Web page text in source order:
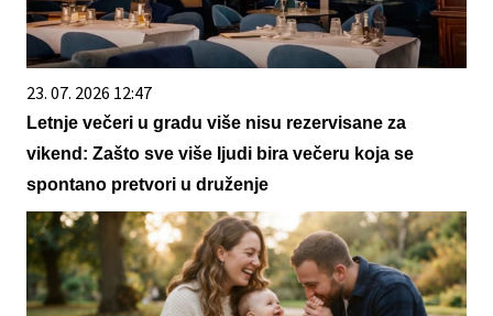
23. 07. 2026 12:47
Letnje večeri u gradu više nisu rezervisane za
vikend: Zašto sve više ljudi bira večeru koja se
spontano pretvori u druženje